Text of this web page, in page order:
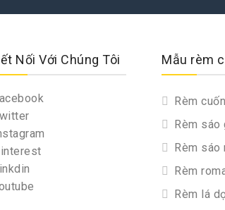
Nối Với Chúng Tôi Mẫu rèm
Rèm cuốn
Rèm sáo
Rèm sáo
Rèm
Rèm lá